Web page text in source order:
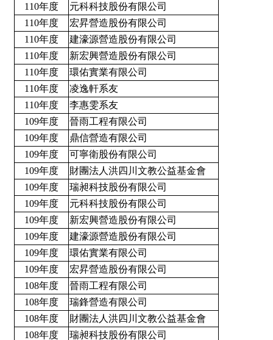
110年度
元科科技股份有限公司
110年度
宏昇營造股份有限公司
110年度
建濠源營造股份有限公司
110年度
新宏興營造股份有限公司
110年度
環佑實業有限公司
110年度
凌逸軒系友
110年度
李惠雯系友
109年度
晉雨工程有限公司
109年度
鼎信營造有限公司
109年度
可寧衛股份有限公司
109年度
財團法人洪四川文教公益基金會
109年度
瑞昶科技股份有限公司
109年度
元科科技股份有限公司
109年度
新宏興營造股份有限公司
109年度
建濠源營造股份有限公司
109年度
環佑實業有限公司
109年度
宏昇營造股份有限公司
108年度
晉雨工程有限公司
108年度
瑞鋒營造有限公司
108年度
財團法人洪四川文教公益基金會
108年度
瑞昶科技股份有限公司